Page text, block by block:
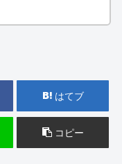
はてブ
コピー